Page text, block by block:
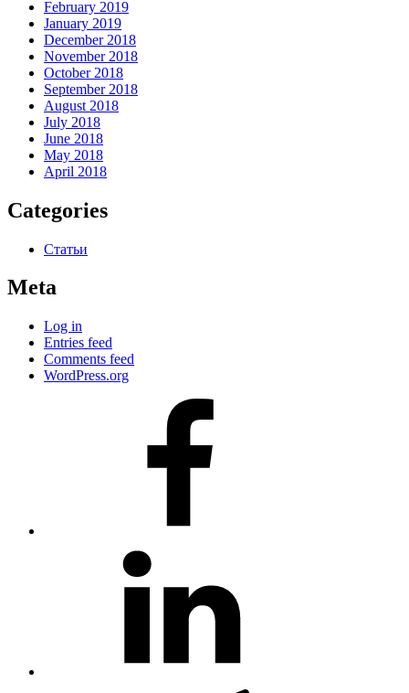
February 2019
January 2019
December 2018
November 2018
October 2018
September 2018
August 2018
July 2018
June 2018
May 2018
April 2018
Categories
Статьи
Meta
Log in
Entries feed
Comments feed
WordPress.org